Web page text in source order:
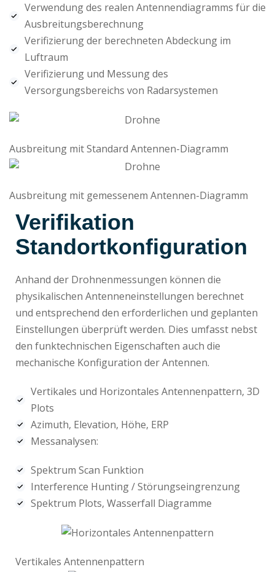
Verwendung des realen Antennendiagramms für die
Ausbreitungsberechnung
Verifizierung der berechneten Abdeckung im
Luftraum
Verifizierung und Messung des
Versorgungsbereichs von Radarsystemen
Ausbreitung mit Standard Antennen-Diagramm
Ausbreitung mit gemessenem Antennen-Diagramm
Verifikation
Standortkonfiguration
Anhand der Drohnenmessungen können die
physikalischen Antenneneinstellungen berechnet
und entsprechend den erforderlichen und geplanten
Einstellungen überprüft werden. Dies umfasst nebst
den funktechnischen Eigenschaften auch die
mechanische Konfiguration der Antennen.
Vertikales und Horizontales Antennenpattern, 3D
Plots
Azimuth, Elevation, Höhe, ERP
Messanalysen:
Spektrum Scan Funktion
Interference Hunting / Störungseingrenzung
Spektrum Plots, Wasserfall Diagramme
Vertikales Antennenpattern